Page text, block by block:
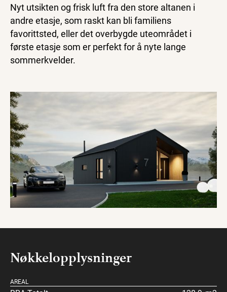
Nyt utsikten og frisk luft fra den store altanen i
andre etasje, som raskt kan bli familiens
favorittsted, eller det overbygde uteområdet i
første etasje som er perfekt for å nyte lange
sommerkvelder.
Nøkkelopplysninger
AREAL